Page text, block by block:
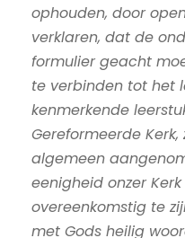
ophouden, door
verklaren, dat de
formulier geacht
te verbinden tot het
kenmerkende
Gereformeerde
algemeen
eenigheid onzer
overeenkomstig te
met Gods heilig